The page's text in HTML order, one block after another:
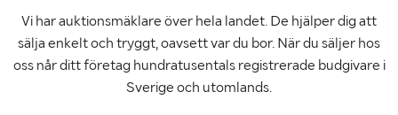
Vi har auktionsmäklare över hela landet. De hjälper dig att
sälja enkelt och tryggt, oavsett var du bor. När du säljer hos
oss når ditt företag hundratusentals registrerade budgivare i
Sverige och utomlands.